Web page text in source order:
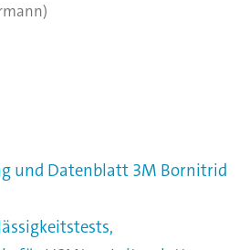
und Datenblatt 3M Bornitrid